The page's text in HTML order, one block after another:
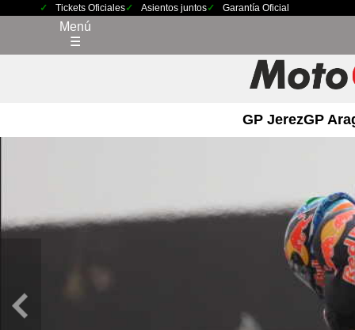
Tickets Oficiales Asientos juntos Garantía Oficial
Menú
☰
GP JerezGP